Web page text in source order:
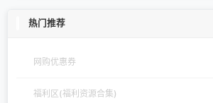
热门推荐
网购优惠券
福利区(福利资源合集)